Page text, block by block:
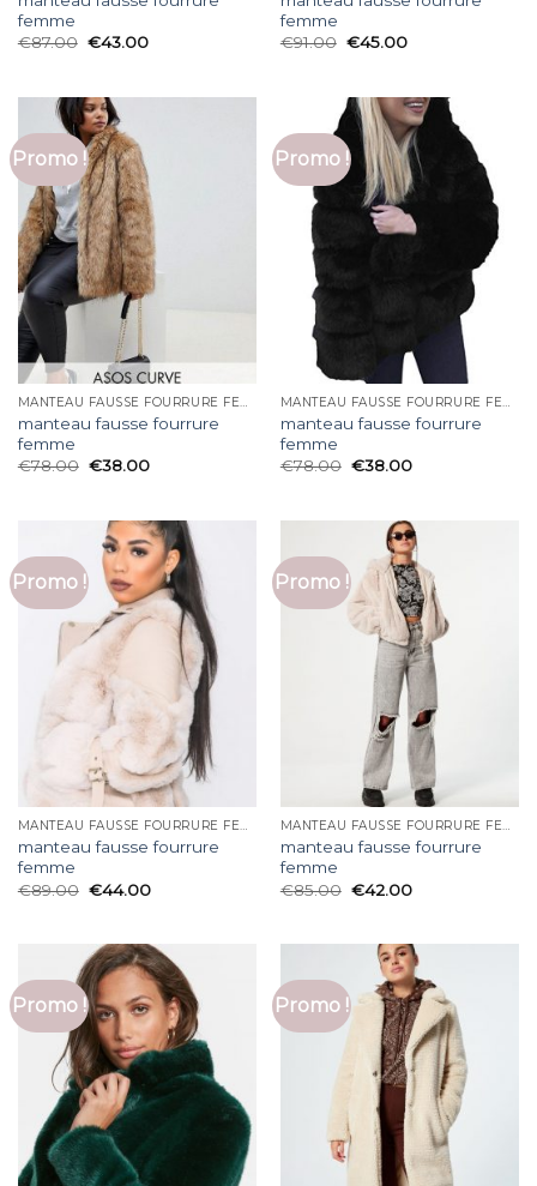
femme
€87.00 €43.00
femme
€91.00 €45.00
Promo !
MANTEAU FAUSSE FOURRURE FEMME
manteau fausse fourrure
femme
€78.00 €38.00
Promo !
MANTEAU FAUSSE FOURRURE FEMME
manteau fausse fourrure
femme
€78.00 €38.00
Promo !
MANTEAU FAUSSE FOURRURE FEMME
manteau fausse fourrure
femme
€89.00 €44.00
Promo !
MANTEAU FAUSSE FOURRURE FEMME
manteau fausse fourrure
femme
€85.00 €42.00
Promo ! Promo !